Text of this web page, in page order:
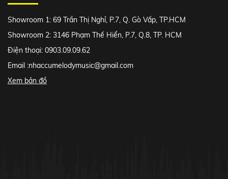
Showroom 1: 69 Trần Thị Nghỉ, P.7, Q. Gò Vấp, TP.HCM
Showroom 2: 3146 Phạm Thế Hiển, P.7, Q.8, TP. HCM
Điện thoại: 0903.09.09.62
Email :nhaccumelodymusic@gmail.com
Xem bản đồ